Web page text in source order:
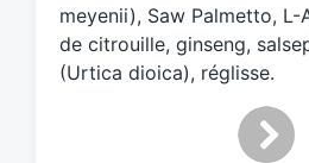
meyenii), Saw Palmetto, L-
de citrouille, ginseng,
(Urtica dioica), réglisse.